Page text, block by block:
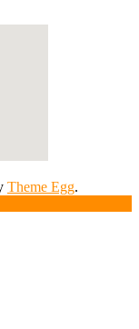
Theme Egg.